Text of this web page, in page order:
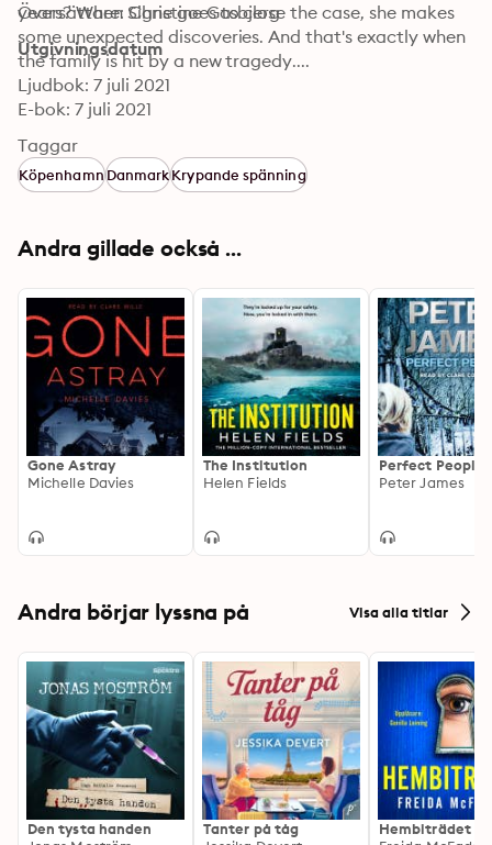
years? When Signe goes to close the case, she makes
some unexpected discoveries. And that's exactly when
the family is hit by a new tragedy....
Översättare: Christine Gasbjerg
Utgivningsdatum
Ljudbok: 7 juli 2021
E-bok: 7 juli 2021
Taggar
KöpenhamnDanmarkKrypande spänning
Andra gillade också ...
Gone Astray
Michelle Davies
The Institution
Helen Fields
Perfect People
Peter James
Andra börjar lyssna på Visa alla titlar
Den tysta handen
Tanter på tåg
Hembiträdet